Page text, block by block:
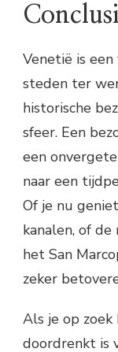
Venetië is
steden ter
historische
sfeer. Een
een
naar een
Of je nu
kanalen, of
het San
zeker
Als je op
doordrenkt is